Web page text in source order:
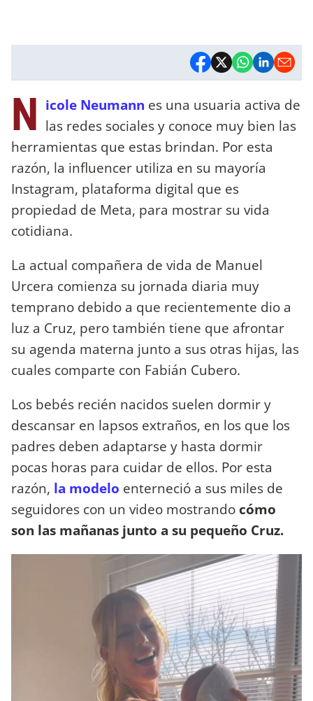
N icole Neumann es una usuaria activa de
las redes sociales y conoce muy bien las
herramientas que estas brindan. Por esta
razón, la influencer utiliza en su mayoría
Instagram, plataforma digital que es
propiedad de Meta, para mostrar su vida
cotidiana.
La actual compañera de vida de Manuel
Urcera comienza su jornada diaria muy
temprano debido a que recientemente dio a
luz a Cruz, pero también tiene que afrontar
su agenda materna junto a sus otras hijas, las
cuales comparte con Fabián Cubero.
Los bebés recién nacidos suelen dormir y
descansar en lapsos extraños, en los que los
padres deben adaptarse y hasta dormir
pocas horas para cuidar de ellos. Por esta
razón, la modelo enterneció a sus miles de
seguidores con un video mostrando cómo
son las mañanas junto a su pequeño Cruz.